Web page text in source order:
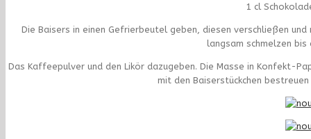
1 cl
Die Baisers in einen Gefrierbeutel geben, diesen verschließen
langsam schmelzen
Das Kaffeepulver und den Likör dazugeben. Die Masse in Konfekt-
mit den Baiserstückchen